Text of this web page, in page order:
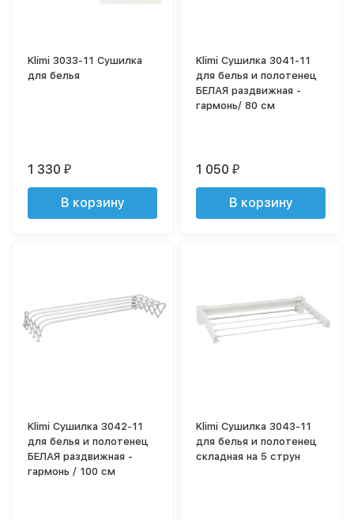
Klimi 3033-11 Сушилка
для белья
1 330₽
В корзину
Klimi Сушилка 3041-11
для белья и полотенец
БЕЛАЯ раздвижная -
гармонь/ 80 см
1 050₽
В корзину
Klimi Сушилка 3042-11
для белья и полотенец
БЕЛАЯ раздвижная -
гармонь / 100 см
Klimi Сушилка 3043-11
для белья и полотенец
складная на 5 струн